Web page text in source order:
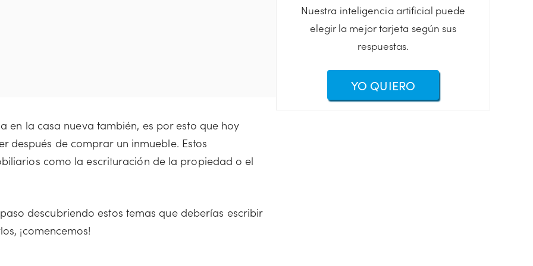
en la casa nueva también, es por esto que hoy
después de comprar un inmueble. Estos
como la escrituración de la propiedad o el
descubriendo estos temas que deberías escribir
¡comencemos!
Nuestra inteligencia artificial puede
elegir la mejor tarjeta según sus
respuestas.
YO QUIERO